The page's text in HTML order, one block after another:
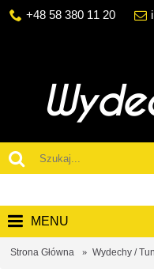
+48 58 380 11 20
MENU
Strona Główna Wydechy /